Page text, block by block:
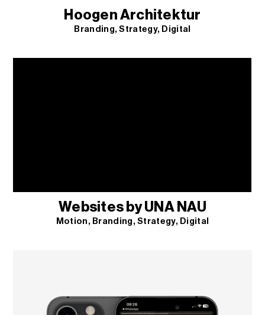
Hoogen Architektur
Branding Strategy Digital
Websites by UNA NAU
Motion Branding Strategy Digital